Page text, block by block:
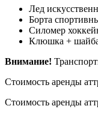
Лед
Борта
Силомер
Клюшка +
Внимание!
Стоимость аренды
Стоимость аренды